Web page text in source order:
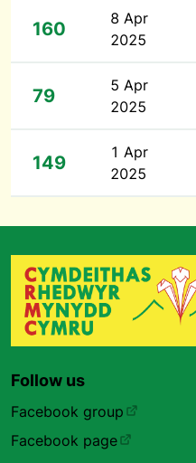
160
8 Apr
2025
79
5 Apr
2025
149
1 Apr
2025
Follow us
Facebook group
Facebook page